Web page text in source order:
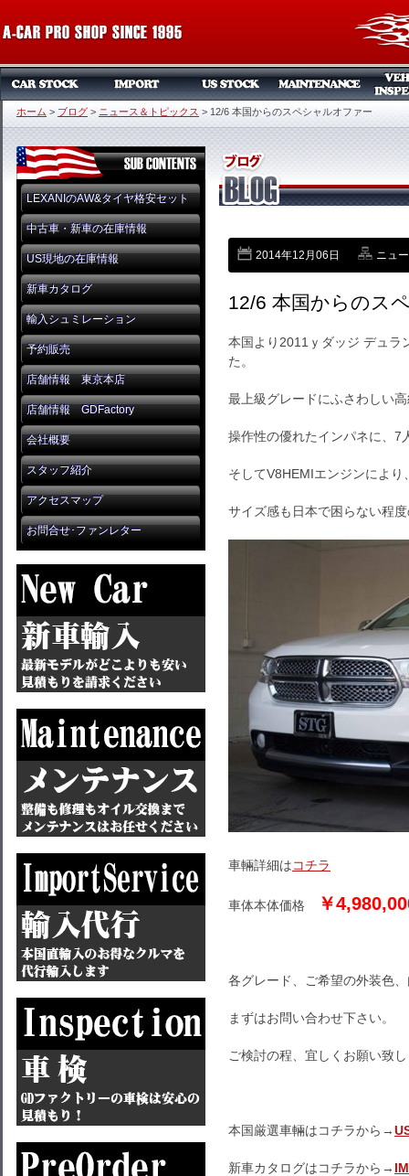
ホーム > ブログ > ニュース＆トピックス > 12/6 本国からのスペシャルオファー
LEXANIのAW&タイヤ格安セット
中古車・新車の在庫情報
US現地の在庫情報
新車カタログ
輸入シュミレーション
予約販売
店舗情報 東京本店
店舗情報 GDFactory
会社概要
スタッフ紹介
アクセスマップ
お問合せ･ファンレター
2014年12月06日 ニュ
12/6 本国からのス
本国より2011ｙダッジ デュラ
た。
最上級グレードにふさわしい
操作性の優れたインパネに、7
そしてV8HEMIエンジンによ
サイズ感も日本で困らない程
車輛詳細はコチラ
車体本体価格 ￥
各グレード、ご希望の外装色
まずはお問い合わせ下さい。
ご検討の程、宜しくお願い致
本国厳選車輛はコチラから→
新車カタログはコチラから→